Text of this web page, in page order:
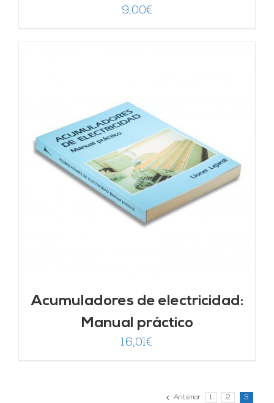
9,00€
Acumuladores de electricidad:
Manual práctico
16,01€
Anterior 1 2 3